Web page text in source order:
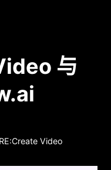
与
Video